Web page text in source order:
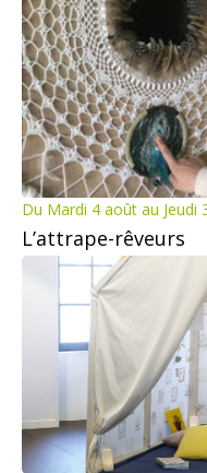
Du Mardi 4 août au Jeudi
L’attrape-rêveurs